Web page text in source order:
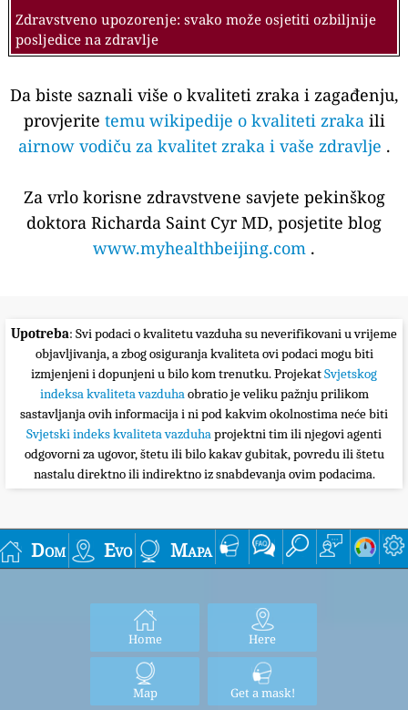
Zdravstveno upozorenje: svako može osjetiti ozbiljnije
posljedice na zdravlje
Da biste saznali više o kvaliteti zraka i zagađenju,
provjerite temu wikipedije o kvaliteti zrakaili
airnow vodiču za kvalitet zraka i vaše zdravlje .
Za vrlo korisne zdravstvene savjete pekinškog
doktora Richarda Saint Cyr MD, posjetite blog
www.myhealthbeijing.com .
Upotreba: Svi podaci o kvalitetu vazduha su neverifikovani u vrijeme
objavljivanja, a zbog osiguranja kvaliteta ovi podaci mogu biti
izmjenjeni i dopunjeni u bilo kom trenutku. ProjekatSvjetskog
indeksa kvaliteta vazduhaobratio je veliku pažnju prilikom
sastavljanja ovih informacija i ni pod kakvim okolnostima neće biti
Svjetski indeks kvaliteta vazduhaprojektni tim ili njegovi agenti
odgovorni za ugovor, štetu ili bilo kakav gubitak, povredu ili štetu
nastalu direktno ili indirektno iz snabdevanja ovim podacima.
Dom Evo Mapa
Home Here
Map Get a mask!